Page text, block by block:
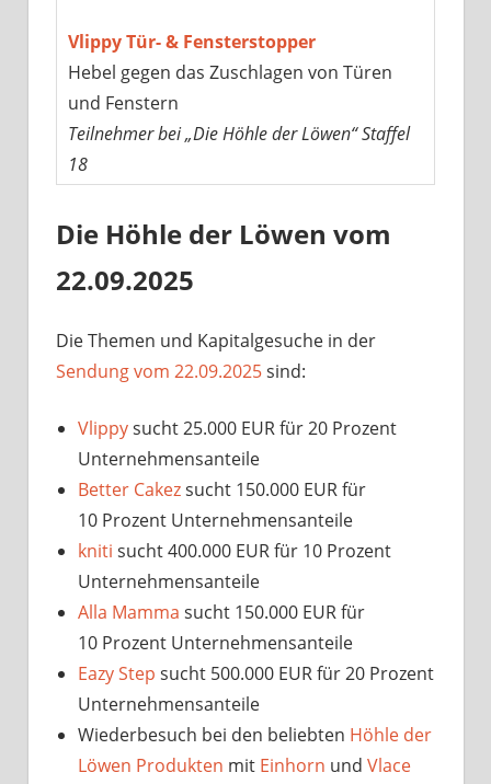
Vlippy Tür- & Fensterstopper
Hebel gegen das Zuschlagen von Türen
und Fenstern
Teilnehmer bei „Die Höhle der Löwen“ Staffel
18
Die Höhle der Löwen vom
22.09.2025
Die Themen und Kapitalgesuche in der
Sendung vom 22.09.2025sind:
Vlippysucht 25.000 EUR für 20 Prozent
Unternehmensanteile
Better Cakezsucht 150.000 EUR für
10 Prozent Unternehmensanteile
kniti sucht 400.000 EUR für 10 Prozent
Unternehmensanteile
Alla Mamma sucht 150.000 EUR für
10 Prozent Unternehmensanteile
Eazy Step sucht 500.000 EUR für 20 Prozent
Unternehmensanteile
Wiederbesuch bei den beliebten Höhle der
Löwen Produkten mit Einhorn und Vlace